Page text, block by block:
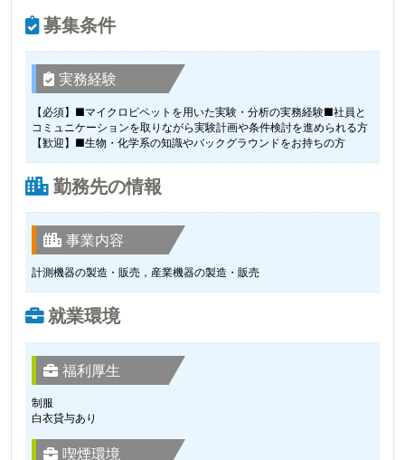
募集条件
実務経験
【必須】■マイクロピペットを用いた実験・分析の実務経験■社員と
コミュニケーションを取りながら実験計画や条件検討を進められる方
【歓迎】■生物・化学系の知識やバックグラウンドをお持ちの方
勤務先の情報
事業内容
計測機器の製造・販売，産業機器の製造・販売
就業環境
福利厚生
制服
白衣貸与あり
喫煙環境